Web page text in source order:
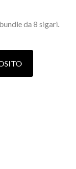
da 8 sigari.